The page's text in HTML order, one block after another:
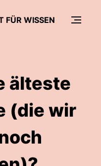
FÜR WISSEN
älteste
(die wir